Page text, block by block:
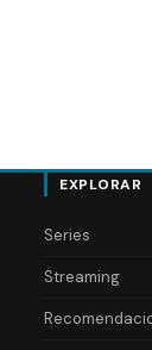
EXPLORAR
Series
Streaming